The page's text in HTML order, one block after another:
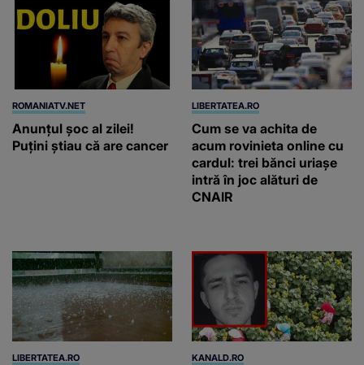
ROMANIATV.NET
Anunţul şoc al zilei!
Puţini ştiau că are cancer
LIBERTATEA.RO
Cum se va achita de
acum rovinieta online cu
cardul: trei bănci uriașe
intră în joc alături de
CNAIR
LIBERTATEA.RO KANALD.RO